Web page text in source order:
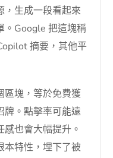
，生成一段看起來
。Google 把這塊稱
摘要，其他平
區塊，等於免費獲
牌。點擊率可能遠
也會大幅提升。
本特性，埋下了被